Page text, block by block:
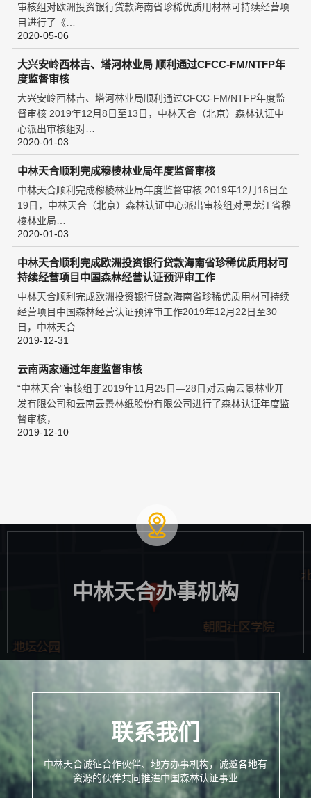
审核组对欧洲投资银行贷款海南省珍稀优质用材林可持续经营项
目进行了《…
2020-05-06
大兴安岭西林吉、塔河林业局 顺利通过CFCC-FM/NTFP年
度监督审核
大兴安岭西林吉、塔河林业局顺利通过CFCC-FM/NTFP年度监
督审核 2019年12月8日至13日，中林天合（北京）森林认证中
心派出审核组对…
2020-01-03
中林天合顺利完成穆棱林业局年度监督审核
中林天合顺利完成穆棱林业局年度监督审核 2019年12月16日至
19日，中林天合（北京）森林认证中心派出审核组对黑龙江省穆
棱林业局…
2020-01-03
中林天合顺利完成欧洲投资银行贷款海南省珍稀优质用材可
持续经营项目中国森林经营认证预评审工作
中林天合顺利完成欧洲投资银行贷款海南省珍稀优质用材可持续
经营项目中国森林经营认证预评审工作2019年12月22日至30
日，中林天合…
2019-12-31
云南两家通过年度监督审核
“中林天合”审核组于2019年11月25日—28日对云南云景林业开
发有限公司和云南云景林纸股份有限公司进行了森林认证年度监
督审核，…
2019-12-10
中林天合办事机构
联系我们
中林天合诚征合作伙伴、地方办事机构，诚邀各地有
资源的伙伴共同推进中国森林认证事业